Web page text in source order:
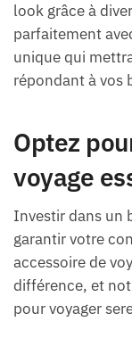
look grâce à
parfaitement
unique qui
répondant à vos
Optez
voyage
Investir dans un
garantir votre
accessoire de
différence, et
pour voyager